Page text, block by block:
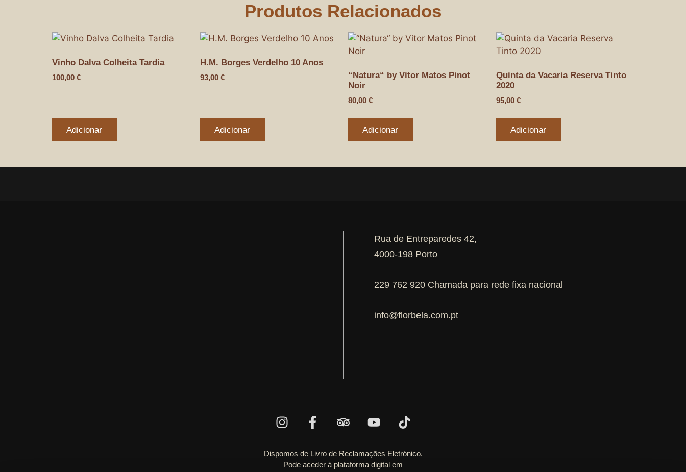
Produtos Relacionados
Vinho Dalva Colheita Tardia
100,00 €
Adicionar
H.M. Borges Verdelho 10 Anos
93,00 €
Adicionar
“Natura“ by Vitor Matos Pinot
Noir
80,00 €
Adicionar
Quinta da Vacaria Reserva Tinto
2020
95,00 €
Adicionar
Rua de Entreparedes 42,
4000-198 Porto
229 762 920 Chamada para rede fixa nacional
info@florbela.com.pt
Dispomos de Livro de Reclamações Eletrónico.
Pode aceder à plataforma digital em